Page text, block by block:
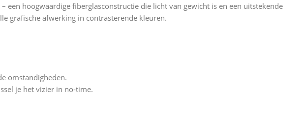
een hoogwaardige fiberglasconstructie die licht van gewicht is en een uitstekende
grafische afwerking in contrasterende kleuren.
omstandigheden.
je het vizier in no‑time.